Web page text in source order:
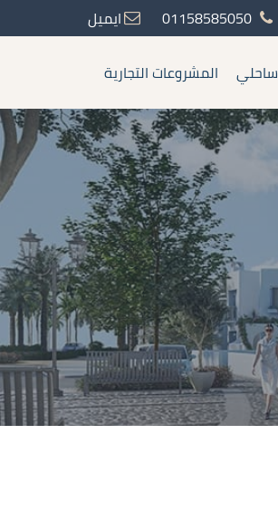
01158585050
ايميل
ساحلي المشروعات التجارية